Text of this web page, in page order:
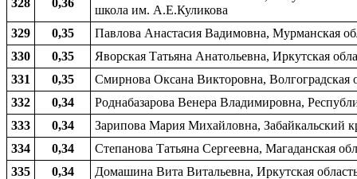
328 0,36
школа им. А.Е.Куликова
329
0,35
Павлова Анастасия Вадимовна, Мурманская
330
0,35
Яворская Татьяна Анатольевна, Иркутская
331
0,35
Смирнова Оксана Викторовна, Волгоградская
332
0,34
Роднабазарова Венера Владимировна,
333
0,34
Зарипова Мария Михайловна, Забайкальский
334
0,34
Степанова Татьяна Сергеевна, Магаданская
335
0,34
Домашина Вита Витальевна, Иркутская